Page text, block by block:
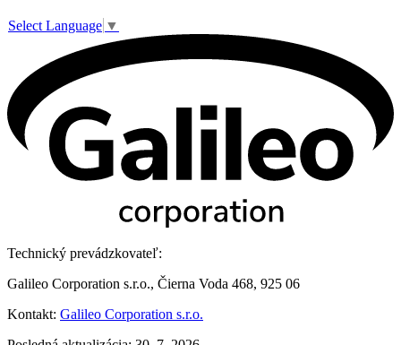
Select Language ▼
Technický prevádzkovateľ:
Galileo Corporation s.r.o., Čierna Voda 468, 925 06
Kontakt: Galileo Corporation s.r.o.